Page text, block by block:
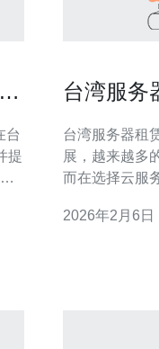
台
提
台湾服务
台湾服务器租赁价格的影
展，越来越多
而在选择云服
器租赁价格对企业云
2026年2月6日